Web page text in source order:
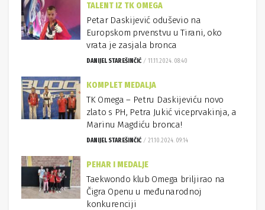
TALENT IZ TK OMEGA
Petar Daskijević oduševio na
Europskom prvenstvu u Tirani, oko
vrata je zasjala bronca
DANIJEL STAREŠINČIĆ 11.11.2024. 08:40
KOMPLET MEDALJA
TK Omega – Petru Daskijeviću novo
zlato s PH, Petra Jukić viceprvakinja, a
Marinu Magdiću bronca!
DANIJEL STAREŠINČIĆ 21.10.2024. 09:14
PEHAR I MEDALJE
Taekwondo klub Omega briljirao na
Čigra Openu u međunarodnoj
konkurenciji